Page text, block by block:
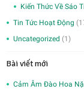
Kiến Thức Về Sáo
Tin Tức Hoạt Động
Uncategorized (1)
Bài viết mới
Cảm Âm Đào Hoa